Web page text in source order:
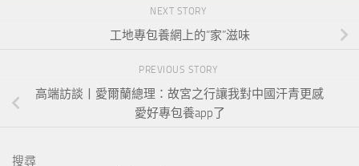
NEXT STORY
工地專包養網上的“家”滋味
PREVIOUS STORY
高端訪談丨愛爾蘭總理：故宮之行讓我對中國汗青更感
愛好專包養app了
搜尋